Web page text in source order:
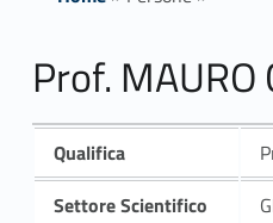
Prof. MAURO
Qualifica
Settore Scientifico